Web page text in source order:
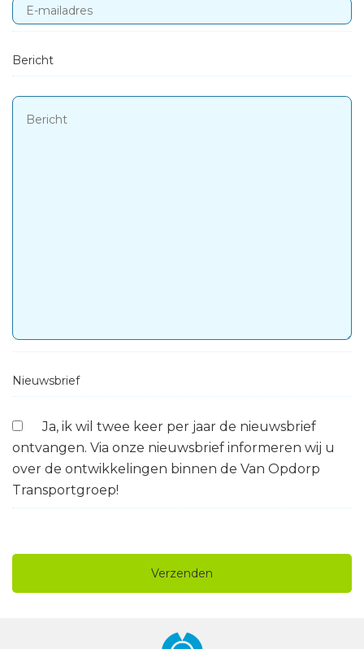
Bericht
Nieuwsbrief
Ja, ik wil twee keer per jaar de nieuwsbrief
ontvangen. Via onze nieuwsbrief informeren wij u
over de ontwikkelingen binnen de Van Opdorp
Transportgroep!